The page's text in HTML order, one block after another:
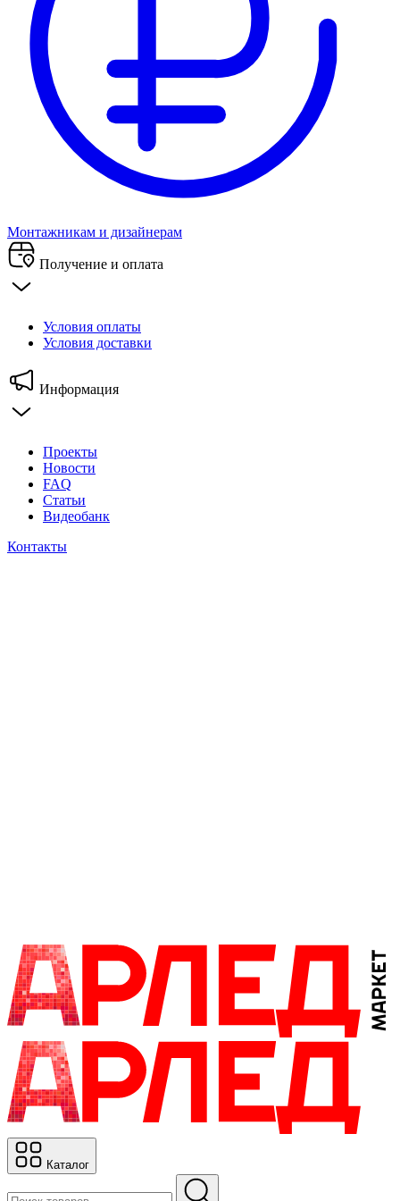
Монтажникам и дизайнерам
Получение и оплата
Условия оплаты
Условия доставки
Информация
Проекты
Новости
FAQ
Статьи
Видеобанк
Контакты
Каталог